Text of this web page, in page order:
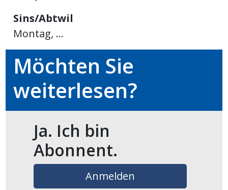
offizielle
Sins/Abtwil
Montag, ...
Möchten Sie
weiterlesen?
Ja. Ich bin
Abonnent.
Anmelden